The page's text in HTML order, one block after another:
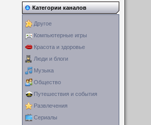
Категории каналов
Другое
Компьютерные игры
Красота и здоровье
Люди и блоги
Музыка
Общество
Путешествия и события
Развлечения
Сериалы